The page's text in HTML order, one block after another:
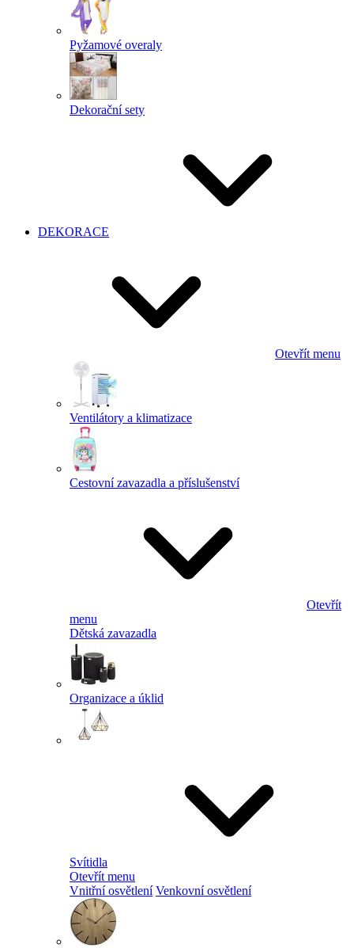
Pyžamové overaly
Dekorační sety
DEKORACE
Otevřít menu
Ventilátory a klimatizace
Cestovní zavazadla a příslušenství
Otevřít
menu
Dětská zavazadla
Organizace a úklid
Svítidla
Otevřít menu
Vnitřní osvětlení Venkovní osvětlení